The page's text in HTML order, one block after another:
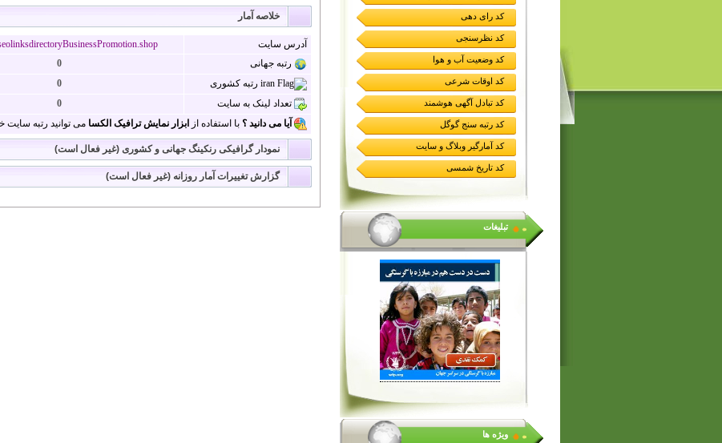
خلاصه آمار
آدرس سایت
رتبه جهانی
0
رتبه کشوری
0
تعداد لینک به سایت
0
آیا می دانید ؟ با استفاده از ابزار نمایش ترافیک الکسا می توانید رتبه سایت
نمودار گرافیکی رنکینگ جهانی و کشوری (غیر فعال است)
گزارش تغییرات آمار روزانه (غیر فعال است)
کد رای دهی
کد نظرسنجی
کد وضعیت آب و هوا
کد اوقات شرعی
کد تبادل آگهی هوشمند
کد رتبه سنج گوگل
کد آمارگیر وبلاگ و سایت
کد تاریخ شمسی
تبلیغات
ویژه ها